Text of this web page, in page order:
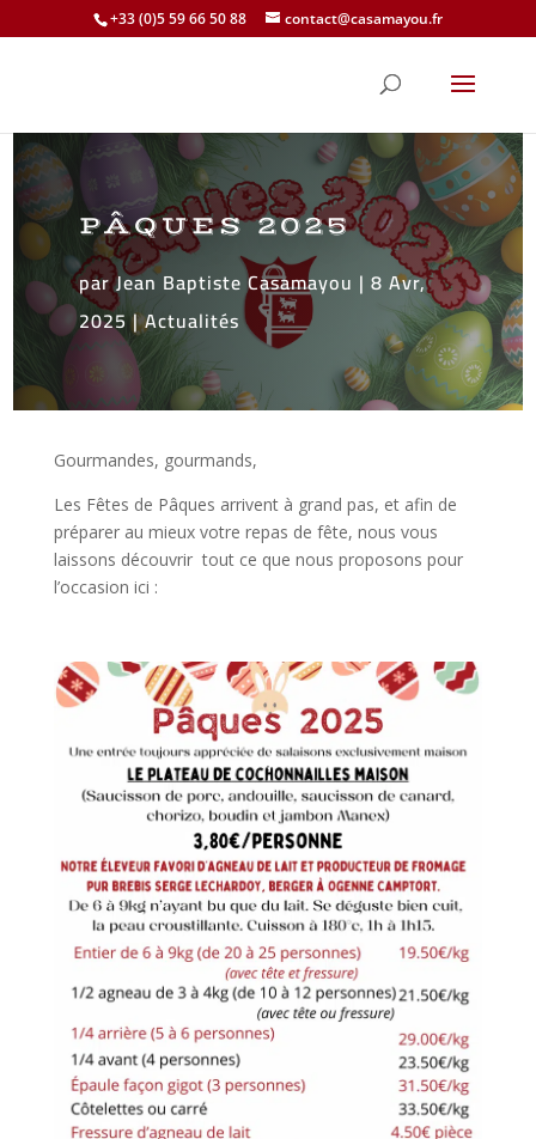
+33 (0)5 59 66 50 88 contact@casamayou.fr
PÂQUES 2025
parJean Baptiste Casamayou |8 Avr,
2025|Actualités
Gourmandes, gourmands,
Les Fêtes de Pâques arrivent à grand pas, et afin de
préparer au mieux votre repas de fête, nous vous
laissons découvrir tout ce que nous proposons pour
l’occasion ici :